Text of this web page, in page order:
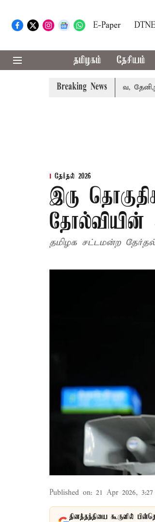
E-Paper
தமிழகம் தேசியம்
Breaking News
பெற்றார் சங்கீதா கோவை, தேனி,நீலகிரி
தேர்தல் 2026
இரு
தமிழக சட்டமன்ற தேர்தல்
Published on: 21 Apr 2026,
தினத்தந்தியை கூகுளில்